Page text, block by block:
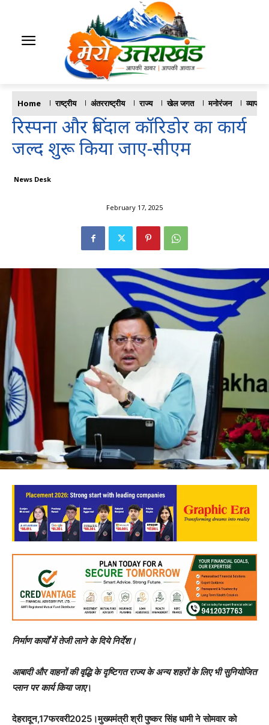
Home राष्ट्रीय अंतरराष्ट्रीय राज्य खेल जगत मनोरंजन व्यापार
रिस्पना और बिंदाल कॉरिडोर का कार्य
जल्द शुरू किया जाए-सीएम
News Desk
February 17, 2025
निर्माण कार्यों में तेजी लाने के दिये निर्देश।
आबादी और वाहनों की वृद्धि के दृष्टिगत राज्य के अन्य शहरों के लिए भी सुनियोजित
प्लान पर कार्य किया जाए।
देहरादून,17फरवरी2025।मुख्यमंत्री श्री पुष्कर सिंह धामी ने सोमवार को